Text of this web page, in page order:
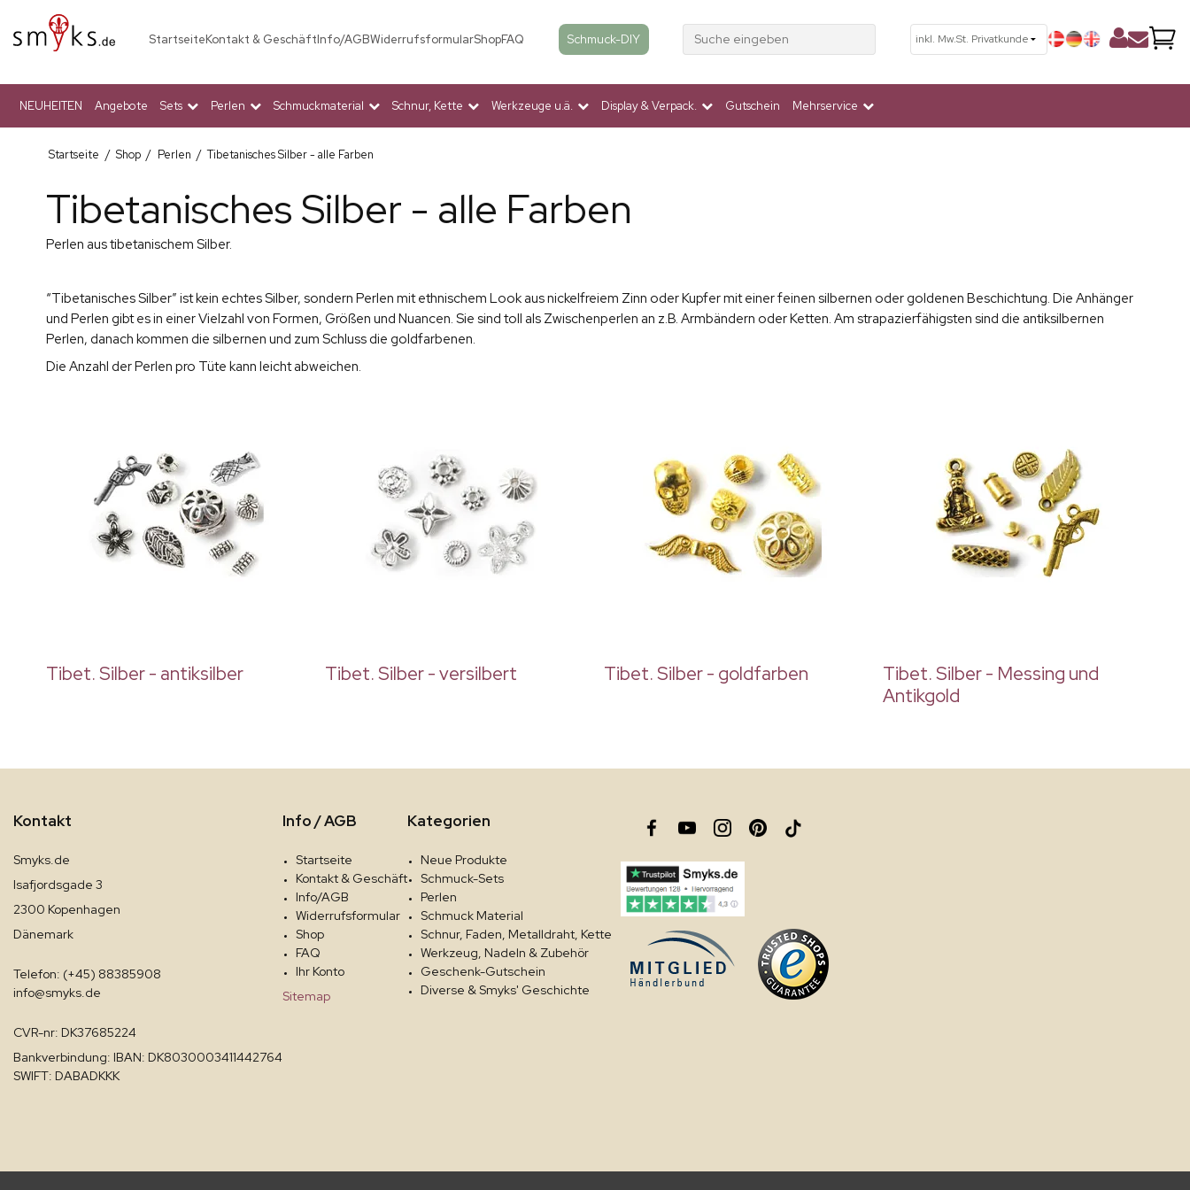
StartseiteKontakt & GeschäftInfo/AGBWiderrufsformularShopFAQ Schmuck-DIY Suche eingeben
NEUHEITEN Angebote Sets Perlen Schmuckmaterial Schnur, Kette Werkzeuge u.ä. Display & Verpack. Gutschein Mehrservice
Startseite / Shop / Perlen / Tibetanisches Silber - alle Farben
Tibetanisches Silber - alle Farben
Perlen aus tibetanischem Silber.
“Tibetanisches Silber” ist kein echtes Silber, sondern Perlen mit ethnischem Look aus nickelfreiem Zinn oder Kupfer mit einer feinen silbernen oder goldenen Beschichtung. Die Anhänger
und Perlen gibt es in einer Vielzahl von Formen, Größen und Nuancen. Sie sind toll als Zwischenperlen an z.B. Armbändern oder Ketten. Am strapazierfähigsten sind die antiksilbernen
Perlen, danach kommen die silbernen und zum Schluss die goldfarbenen.
Die Anzahl der Perlen pro Tüte kann leicht abweichen.
Tibet. Silber - antiksilber Tibet. Silber - versilbert Tibet. Silber - goldfarben
Tibet. Silber - Messing und
Antikgold
Kontakt
Smyks.de
Isafjordsgade 3
2300 Kopenhagen
Dänemark
Telefon: (+45) 88385908
info@smyks.de
CVR-nr: DK37685224
Bankverbindung: IBAN: DK8030003411442764
SWIFT: DABADKKK
Info / AGB
Startseite
Kontakt & Geschäft
Info/AGB
Widerrufsformular
Shop
FAQ
Ihr Konto
Sitemap
Kategorien
Neue Produkte
Schmuck-Sets
Perlen
Schmuck Material
Schnur, Faden, Metalldraht, Kette
Werkzeug, Nadeln & Zubehör
Geschenk-Gutschein
Diverse & Smyks' Geschichte